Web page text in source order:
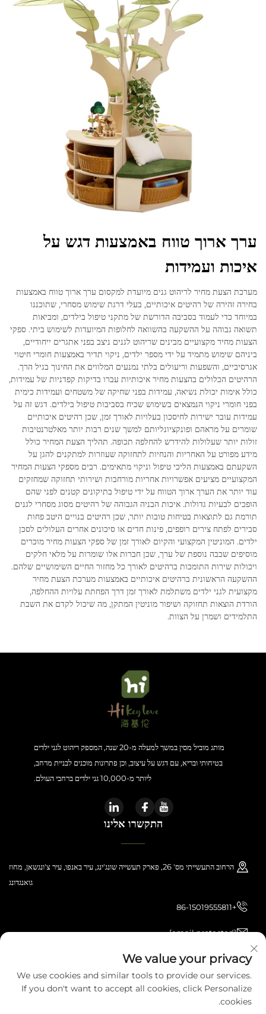
ערך ארוך טווח באמצעות דגש על
איכות ועמידות
מערכת הצעת מחיר לריהוט גנים מיועדת למקסום ערך ארוך טווח באמצעות
בחירה זהירה של רהיטים איכותיים, בעלי דרגת שימוש מסחרי, שתוכננו
במיוחד כדי לעמוד בסביבה הדורשת של מתקני טיפול בילדים, ומביאות
תשואה גבוהה על ההשקעה בהשוואה לחלופות המיועדות לשימוש ביתי. ספקי
הצעות מחיר מקצועיים מבינים שריהוט לגנים ניצב בפני אתגרים ייחודיים,
ביניהם שימוש מתמיד על ידי מספר ילדים, ניקוי תדיר באמצעות חומרי חיטוי
אגרסיביים, והשפעות וריעולים בלתי נמנעים המלווים את החינוך בגיל הרך.
הרהיטים הכלולים בהצעות מחיר איכותיות עברו בדיקות קפדניות של עמידות,
כולל אימות יכולת נשיאה, עמידות בפני שחיקה של משטחים ועמידות כימית
בפני חומרי ניקוי הנמצאים בשימוש שכיח בסביבות טיפול בילדים. דגש זה על
עמידות עובר ישירות לחיסכון בעלויות לאורך זמן, שכן רהיטים איכותיים
שומרים על מראהם ופונקציונליותם למשך שנים רבות יותר מאלטרנטיבות
זולות יותר שעלולות להידרש להחלפה תכופה. תהליך הצעת המחיר כולל
מידע מפורט על האחריות והנחיות לתחזוקה שעוזרות למתקנים להגן על
השקעתם באמצעות הליכי טיפול וניקוי מתאימים. רבים מספקי הצעות המחיר
המקצועיים מציעים אפשרויות אחריות מורחבות ושירותי תחזוקה שמחזקים
עוד יותר את הערך ארוך הטווח על ידי טיפול בתיקונים קטנים לפני שהם
הופכים לבעיות גדולות. איכות הבניה הגבוהה של רהיטים מסוג מסחרי לגנים
תורמת גם לתוצאות בטיחות טובות יותר, שכן רהיטים בנויים היטב פחות
סבירים לפתח צירים רופפים, פינות חדים או סיכונים אחרים העלולים לסכן
ילדים. המוניטין המקצועי והקיום לאורך זמן של ספקי הצעות מחיר מוכרים
מוסיפים שכבה נוספת של ערך, שכן חברות אלו שומרות על מלאי חלקים
ויכולות שירות התומכות ברהיטים לאורך כל מחזור החיים השימושיים שלהם.
ההשקעה הראשונית ברהיטים איכותיים באמצעות מערכת הצעת מחיר
מקצועית לגני ילדים משתלמת לאורך זמן דרך הפחתת עלויות ההחלפה,
הורדת הוצאות תחזוקה ושיפור מוניטין המתקן, מה שיכול לקדם את השבת
התלמידים ושמרן על הצוות.
מותג מוביל מסין במשך למעלה מ-20 שנה, המספק ריהוט לגני ילדים
בטיחותי ובריא, עם דגש על עיצוב, וכן פתרונות מוכנים לבניית מרחב,
ליותר מ-10,000 גני ילדים ברחבי העולם.
התקשרו אלינו
הרחוב התעשייתי מס' 26, פארק תעשייה שונג'ינג, עיר באנפו, עיר צ'ונגשאן, מחוז
גואנגדונג
+86-15019555811
[email protected]
כל הזכויות שמורות © 2026 Zhongshan Haijilun Cultural And Educational
Product Co., Ltd.. כל הזכויות שמורות.
מדיניותICY
We value your privacy
We use cookies and similar tools to provide our services.
If you don't want to accept all cookies, click Personalize
cookies.